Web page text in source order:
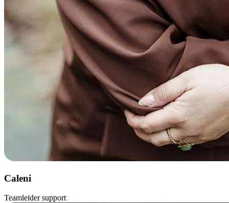
Caleni
Teamleider support